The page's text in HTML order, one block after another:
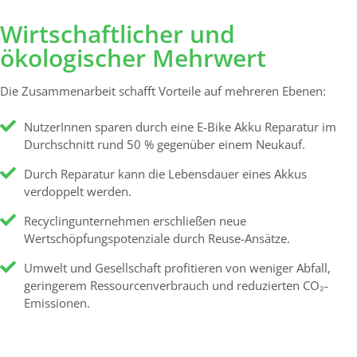
Emissionen.
A
u
b
i
k